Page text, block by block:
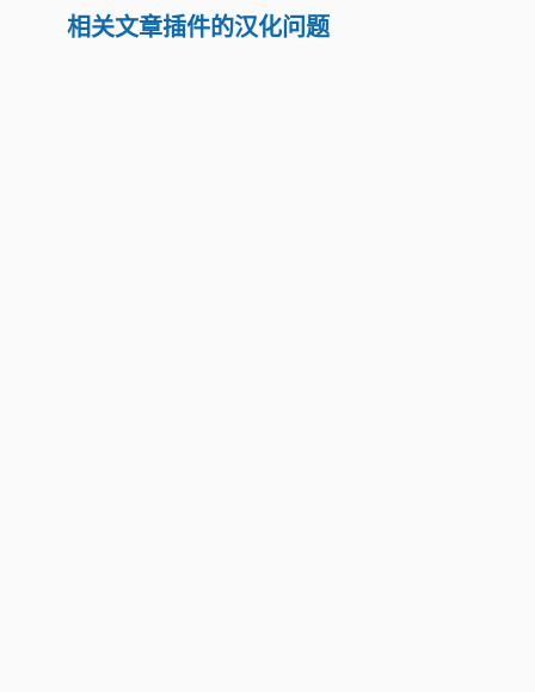
相关文章插件的汉化问题